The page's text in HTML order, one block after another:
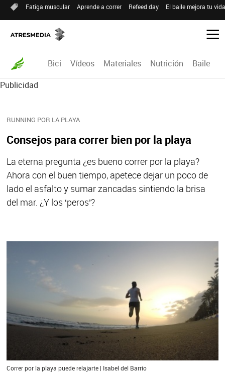
Fatiga muscular Aprende a correr Refeed day El baile mejora tu
Bici Vídeos Materiales Nutrición Baile
Publicidad
RUNNING POR LA PLAYA
Consejos para correr bien por la playa
La eterna pregunta ¿es bueno correr por la playa?
Ahora con el buen tiempo, apetece dejar un poco de
lado el asfalto y sumar zancadas sintiendo la brisa
del mar. ¿Y los ‘peros’?
Correr por la playa puede relajarte | Isabel del Barrio